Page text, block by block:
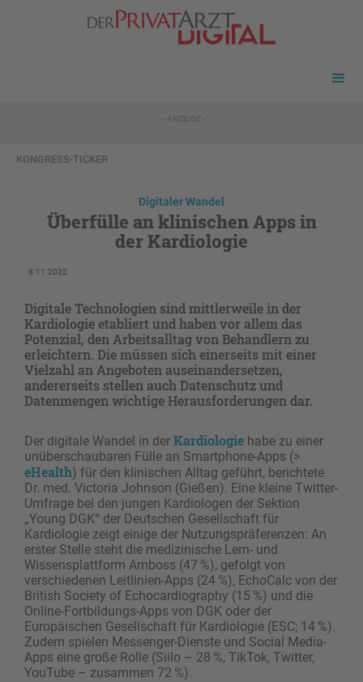
- ANZEIGE -
KONGRESS-TICKER
Digitaler Wandel
Überfülle an klinischen Apps in
der Kardiologie
8.11.2022
Digitale Technologien sind mittlerweile in der
Kardiologie etabliert und haben vor allem das
Potenzial, den Arbeitsalltag von Behandlern zu
erleichtern. Die müssen sich einerseits mit einer
Vielzahl an Angeboten auseinandersetzen,
andererseits stellen auch Datenschutz und
Datenmengen wichtige Herausforderungen dar.
Der digitale Wandel in der Kardiologie habe zu einer
unüberschaubaren Fülle an Smartphone-Apps (>
eHealth) für den klinischen Alltag geführt, berichtete
Dr. med. Victoria Johnson (Gießen). Eine kleine Twitter-
Umfrage bei den jungen Kardiologen der Sektion
„Young DGK“ der Deutschen Gesellschaft für
Kardiologie zeigt einige der Nutzungspräferenzen: An
erster Stelle steht die medizinische Lern- und
Wissensplattform Amboss (47 %), gefolgt von
verschiedenen Leitlinien-Apps (24 %), EchoCalc von der
British ­Society of Echocardiography (15 %) und die
Online-Fortbildungs-Apps von DGK oder der
Europäischen Gesellschaft für Kardiologie (ESC; 14 %).
Zudem spielen Messenger-Dienste und Social Media-
Apps eine große Rolle (Siilo – 28 %, TikTok, Twitter,
YouTube – zusammen 72 %).